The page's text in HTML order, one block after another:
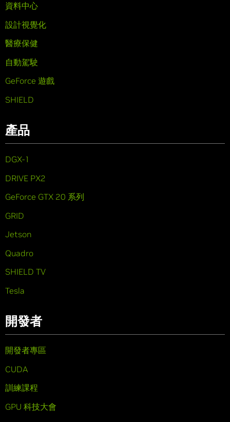
資料中心
設計視覺化
醫療保健
自動駕駛
GeForce 遊戲
SHIELD
產品
DGX-1
DRIVE PX2
GeForce GTX 20 系列
GRID
Jetson
Quadro
SHIELD TV
Tesla
開發者
開發者專區
CUDA
訓練課程
GPU 科技大會